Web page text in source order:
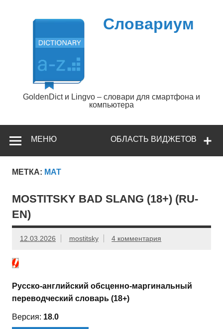
содержимому
Словариум
GoldenDict и Lingvo – словари для смартфона и
компьютера
ОБЛАСТЬ ВИДЖЕТОВ
МЕНЮ
МЕТКА: МАТ
MOSTITSKY BAD SLANG (18+) (RU-
EN)
12.03.2026 mostitsky 4 комментария
Русско-английский обсценно-маргинальный
переводческий словарь (18+)
Версия: 18.0